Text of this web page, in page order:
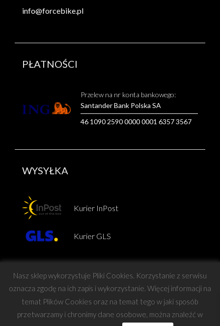
info@forcebike.pl
PŁATNOŚCI
Przelew na nr konta bankowego:
Santander Bank Polska SA
46 1090 2590 0000 0001 6357 3567
WYSYŁKA
Kurier InPost
Kurier GLS
Copyright © Force
Nasz sklep wykorzystuje Pliki Cookies. Korzystanie z serwisu
oznacza zgodę na ich zapis i wykorzystanie. Więcej informacji na
temat Plików Cookies oraz na temat tego w jaki sposób
przetwarzamy i chronimy dane osobowe, można znaleźć w